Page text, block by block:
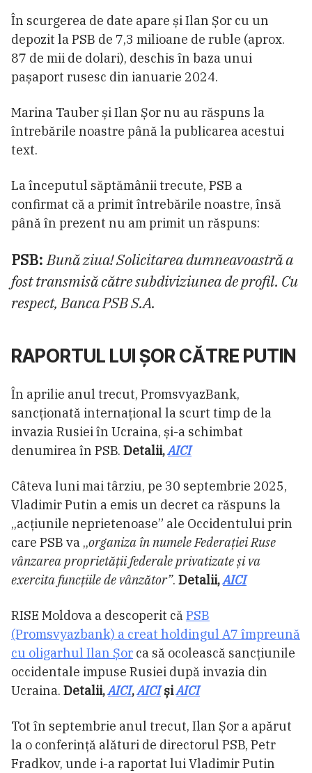
În scurgerea de date apare și Ilan Șor cu un
depozit la PSB de 7,3 milioane de ruble (aprox.
87 de mii de dolari), deschis în baza unui
pașaport rusesc din ianuarie 2024.
Marina Tauber și Ilan Șor nu au răspuns la
întrebările noastre până la publicarea acestui
text.
La începutul săptămânii trecute, PSB a
confirmat că a primit întrebările noastre, însă
până în prezent nu am primit un răspuns:
PSB: Bună ziua! Solicitarea dumneavoastră a
fost transmisă către subdiviziunea de profil. Cu
respect, Banca PSB S.A.
RAPORTUL LUI ȘOR CĂTRE PUTIN
În aprilie anul trecut, PromsvyazBank,
sancționată internațional la scurt timp de la
invazia Rusiei în Ucraina, și-a schimbat
denumirea în PSB. Detalii,AICI
Câteva luni mai târziu, pe 30 septembrie 2025,
Vladimir Putin a emis un decret ca răspuns la
„acțiunile neprietenoase” ale Occidentului prin
care PSB va „organiza în numele Federației Ruse
vânzarea proprietății federale privatizate și va
exercita funcțiile de vânzător”. Detalii,AICI
RISE Moldova a descoperit căPSB
(Promsvyazbank) a creat holdingul A7 împreună
cu oligarhul Ilan Șor ca să ocolească sancțiunile
occidentale impuse Rusiei după invazia din
Ucraina. Detalii,AICI,AICIșiAICI
Tot în septembrie anul trecut, Ilan Șor a apărut
la o conferință alături de directorul PSB, Petr
Fradkov, unde i-a raportat lui Vladimir Putin